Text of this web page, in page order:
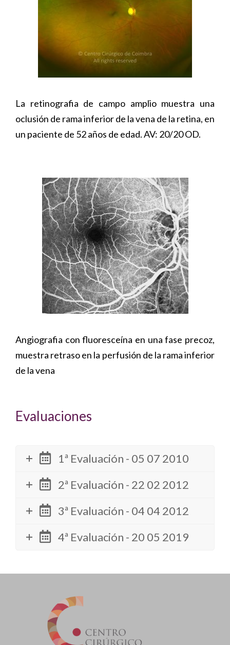
La retinografia de campo amplio muestra una
oclusión de rama inferior de la vena de la retina, en
un paciente de 52 años de edad. AV: 20/20 OD.
Angiografia con fluoresceína en una fase precoz,
muestra retraso en la perfusión de la rama inferior
de la vena
Evaluaciones
1ª Evaluación - 05 07 2010
2ª Evaluación - 22 02 2012
3ª Evaluación - 04 04 2012
4ª Evaluación - 20 05 2019